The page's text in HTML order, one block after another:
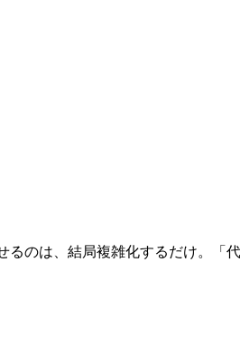
るのは、結局複雑化するだけ。